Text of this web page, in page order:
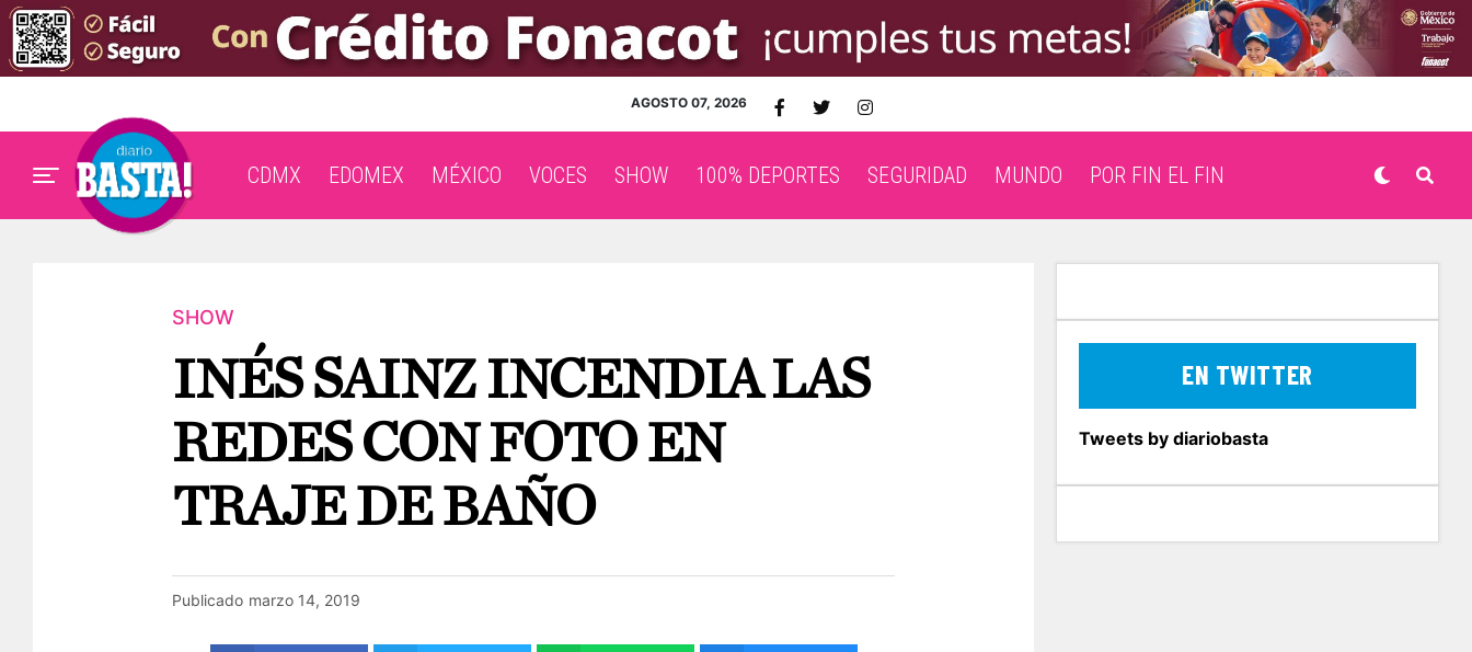
AGOSTO 07, 2026
CDMX EDOMEX MÉXICO VOCES SHOW 100% DEPORTES SEGURIDAD MUNDO POR FIN EL FIN
SHOW
INÉS SAINZ INCENDIA LAS
REDES CON FOTO EN
TRAJE DE BAÑO
Publicado marzo 14, 2019
EN TWITTER
Tweets by diariobasta